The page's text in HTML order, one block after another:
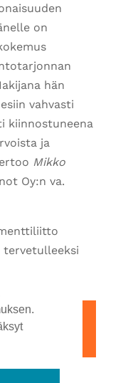
on
hän
vahvasti
kiinnostuneena
ja
Mikko
Oy:n va.